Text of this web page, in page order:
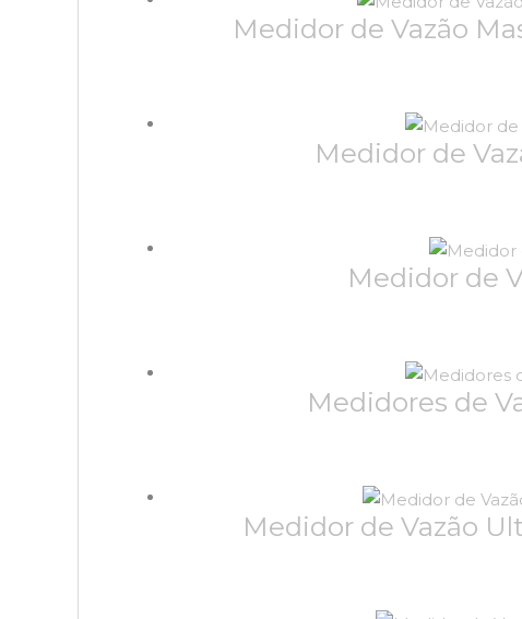
Medidor de Vazão
Medidor de
Medidor de
Medidores de
Medidor de Vazão